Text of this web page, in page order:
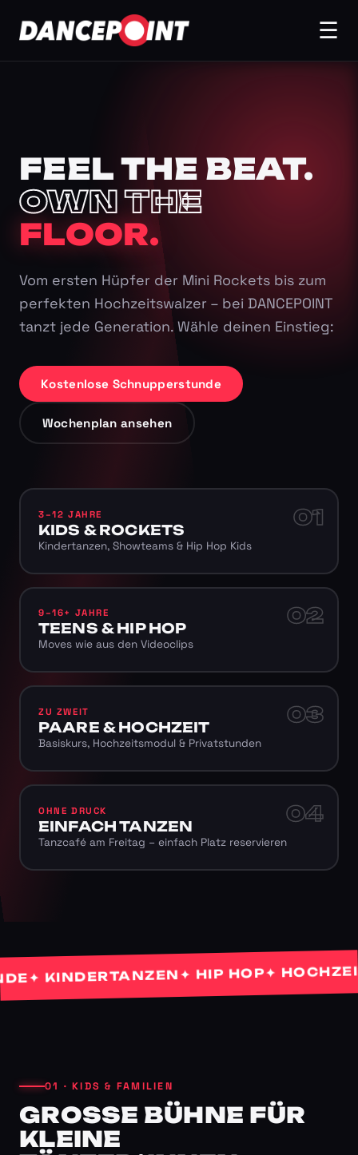
☰
FEEL THE BEAT.
OWN THE
FLOOR.
Vom ersten Hüpfer der Mini Rockets bis zum
perfekten Hochzeitswalzer – bei DANCEPOINT
tanzt jede Generation. Wähle deinen Einstieg:
Kostenlose Schnupperstunde
Wochenplan ansehen
01
3–12 JAHRE
KIDS & ROCKETS
Kindertanzen, Showteams & Hip Hop Kids
02
9–16+ JAHRE
TEENS & HIP HOP
Moves wie aus den Videoclips
03
ZU ZWEIT
PAARE & HOCHZEIT
Basiskurs, Hochzeitsmodul & Privatstunden
04
OHNE DRUCK
EINFACH TANZEN
Tanzcafé am Freitag – einfach Platz reservieren
KINDERTANZEN✦ HIP HOP✦
01 · KIDS & FAMILIEN
GROSSE BÜHNE FÜR K
LEINE T